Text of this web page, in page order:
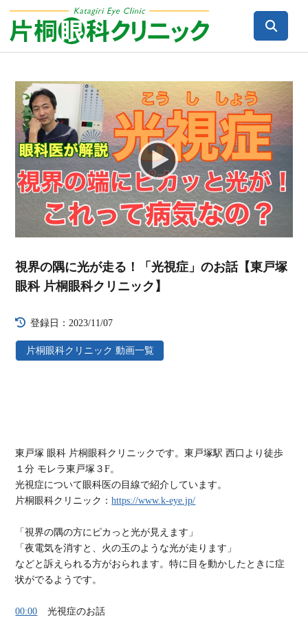
Player
視界の隅に光が走る！「光視症」のお話【東戸塚
眼科 片桐眼科クリニック】
登録日：2023/11/07
片桐眼科クリニック 動画一覧
東戸塚 眼科 片桐眼科クリニックです。東戸塚駅 西口より徒歩
１分 モレラ東戸塚３F。
光視症について眼科医の目線で紹介しています。
片桐眼科クリニック：https://www.k-eye.jp/
「視界の隅の方にピカっと光が見えます」
「夜電気を消すと、火の玉のような光が走ります」
などと訴えられる方がおられます。特に目を動かしたときに症
状がでるようです。
00:00
光視症のお話